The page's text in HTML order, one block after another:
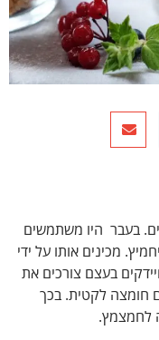
בעבר היו משתמשים
מכינים אותו על ידי
בעצם צורכים את
חומצה לקטית. בכך
לחמצמץ.